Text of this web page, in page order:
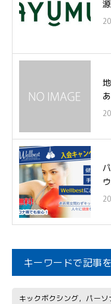
キーワードで記事
キックボクシング，パー